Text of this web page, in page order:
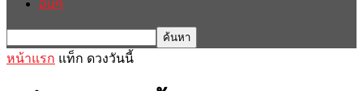
อื่นๆ
หน้าแรก แท็ก ดวงวันนี้